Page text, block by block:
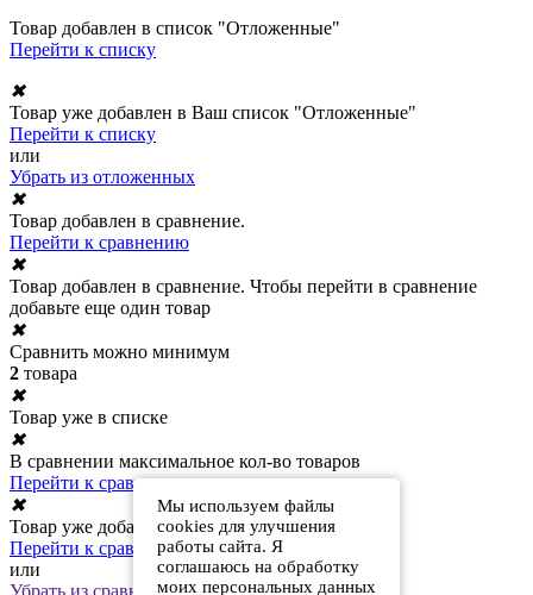
Мы используем файлы
cookies для улучшения
работы сайта. Я
соглашаюсь на обработку
моих персональных данных
Товар добавлен в список "Отложенные"
Перейти к списку
✖
Товар уже добавлен в Ваш список "Отложенные"
Перейти к списку
или
Убрать из отложенных
✖
Товар добавлен в сравнение.
Перейти к сравнению
✖
Товар добавлен в сравнение. Чтобы перейти в сравнение
добавьте еще один товар
✖
Сравнить можно минимум
2 товара
✖
Товар уже в списке
✖
В сравнении максимальное кол-во товаров
Перейти к сравнению
✖
Товар уже добавлен в сравнение
Перейти к сравнению
или
Убрать из сравнения